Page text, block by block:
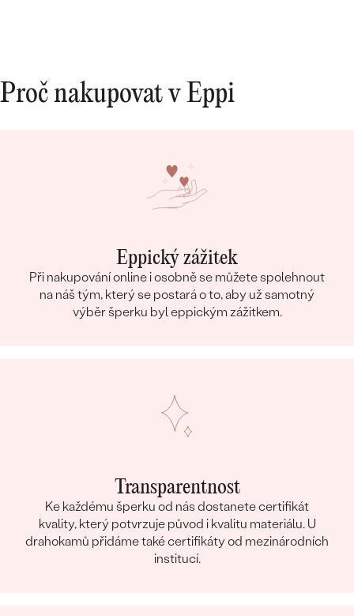
Proč nakupovat v Eppi
Eppický zážitek
Při nakupování online i osobně se můžete spolehnout
na náš tým, který se postará o to, aby už samotný
výběr šperku byl eppickým zážitkem.
Transparentnost
Ke každému šperku od nás dostanete certifikát
kvality, který potvrzuje původ i kvalitu materiálu. U
drahokamů přidáme také certifikáty od mezinárodních
institucí.